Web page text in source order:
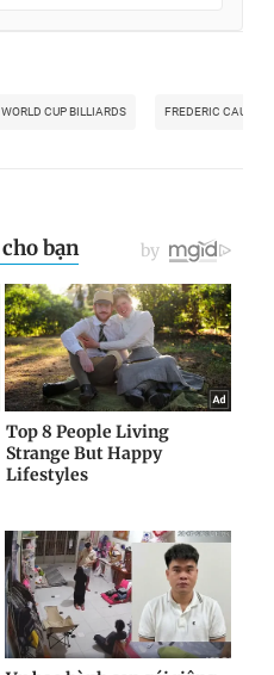
WORLD CUP BILLIARDS FREDERIC